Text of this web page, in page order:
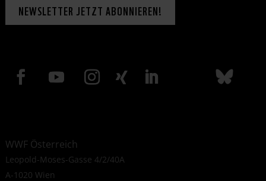
NEWSLETTER JETZT ABONNIEREN!
WWF Österreich
Leopold-Moses-Gasse 4/2/40A
A-1020 Wien